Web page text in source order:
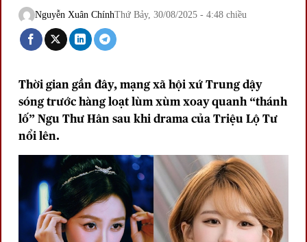
Nguyễn Xuân ChínhThứ Bảy, 30/08/2025 - 4:48 chiều
Thời gian gần đây, mạng xã hội xứ Trung dậy
sóng trước hàng loạt lùm xùm xoay quanh “thánh
lố” Ngu Thư Hân sau khi drama của Triệu Lộ Tư
nổi lên.